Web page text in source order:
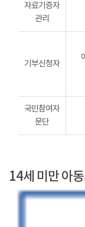
자료기증자
관리
기부신청자
국민참여자
문단
14세 미만 아